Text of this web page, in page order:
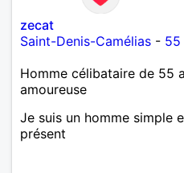
zecat
Saint-Denis-Camélias - 55
Homme célibataire de 55
amoureuse
Je suis un homme simple
présent